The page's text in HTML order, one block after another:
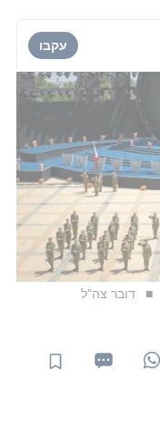
עקבו
דובר צה"ל